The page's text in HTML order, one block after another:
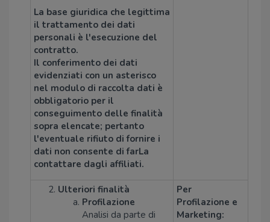
La base giuridica che legittima
il trattamento dei dati
personali è l'esecuzione del
contratto.
Il conferimento dei dati
evidenziati con un asterisco
nel modulo di raccolta dati è
obbligatorio per il
conseguimento delle finalità
sopra elencate; pertanto
l'eventuale rifiuto di fornire i
dati non consente di farLa
contattare dagli affiliati.
Ulteriori finalità
Profilazione
Analisi da parte di
Per
Profilazione e
Marketing: